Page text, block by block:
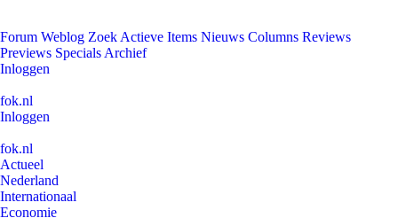
Forum Weblog Zoek Actieve Items Nieuws Columns Reviews
Previews Specials Archief
Inloggen
fok.nl
Inloggen
fok.nl
Actueel
Nederland
Internationaal
Economie